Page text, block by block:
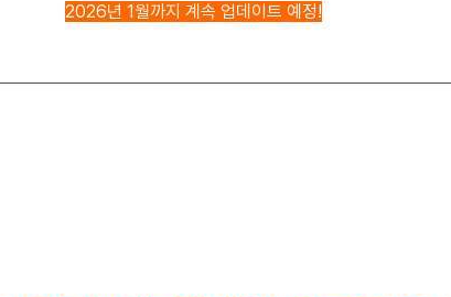
2026년 1월까지 계속 업데이트 예정!